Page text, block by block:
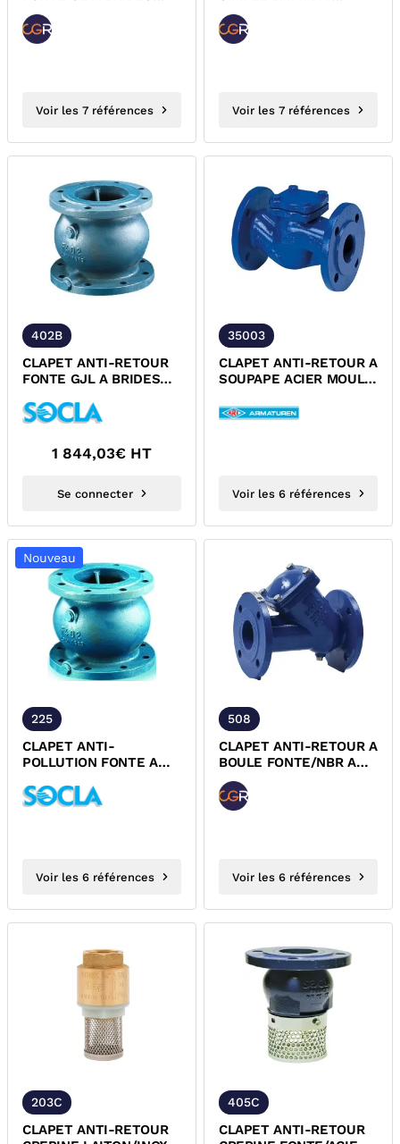
EPDM PN10/PN16 CGR
ACS
Voir les 7 références
FONTE A BRIDES PN16
Voir les 7 références
402B
CLAPET ANTI-RETOUR
FONTE GJL A BRIDES
SOCLA
1 844,03€ HT
Se connecter
35003
CLAPET ANTI-RETOUR A
SOUPAPE ACIER MOULE
Voir les 6 références
Nouveau
225
CLAPET ANTI-
POLLUTION FONTE A
Voir les 6 références
508
CLAPET ANTI-RETOUR A
BOULE FONTE/NBR A
BRIDES PN10 CGR
Voir les 6 références
203C
CLAPET ANTI-RETOUR
405C
CLAPET ANTI-RETOUR